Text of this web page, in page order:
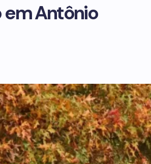
Antônio